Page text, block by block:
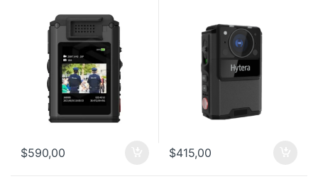
$590,00 $415,00